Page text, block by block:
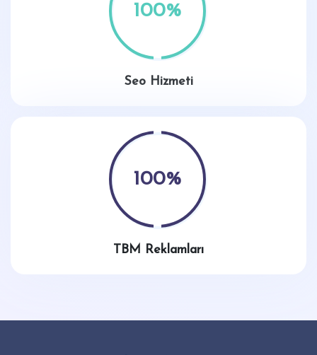
100%
Seo Hizmeti
100%
TBM Reklamları